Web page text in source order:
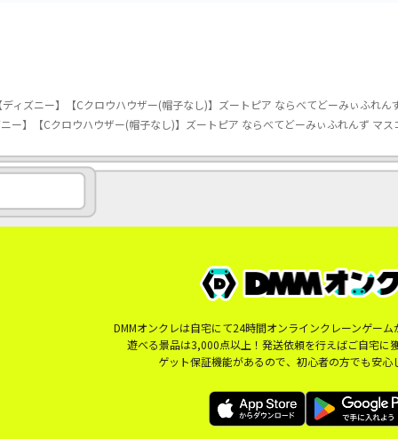
【ディズニー】【Cクロウハウザー(帽子なし)】ズートピア ならべてどーみぃふれん
ニー】【Cクロウハウザー(帽子なし)】ズートピア ならべてどーみぃふれんず マス
DMMオンクレは自宅にて24時間オンラインクレーンゲーム
遊べる景品は3,000点以上！発送依頼を行えばご自宅に
ゲット保証機能があるので、初心者の方でも安心